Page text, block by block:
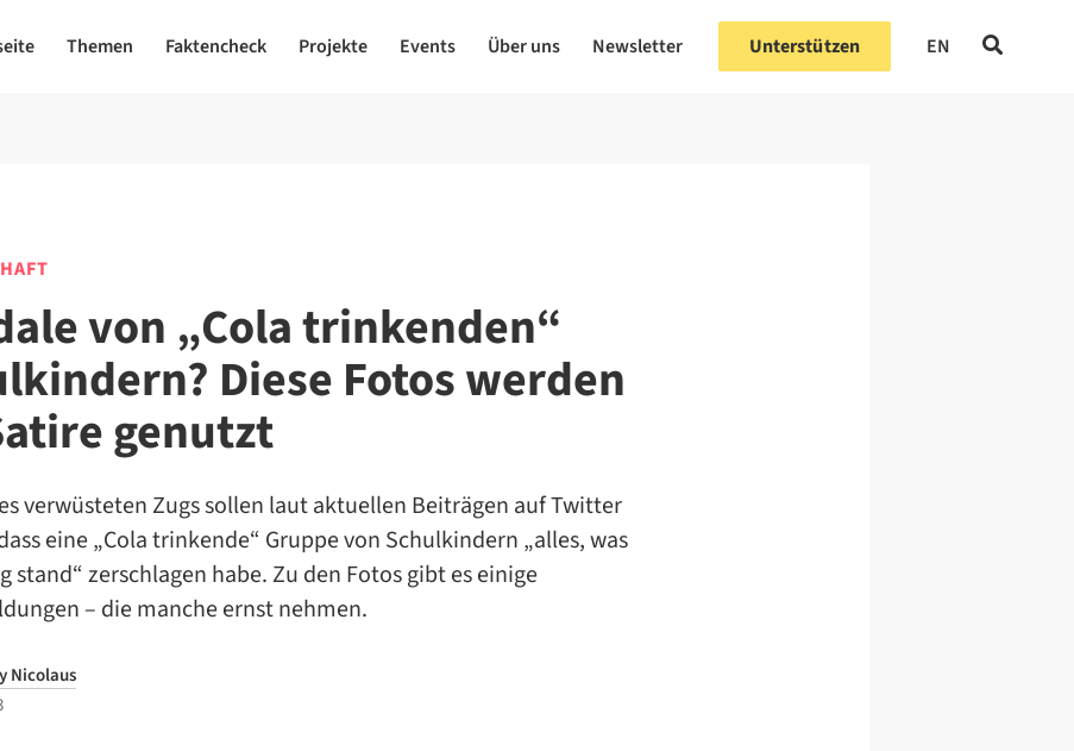
Themen Faktencheck Projekte Events Über uns Newsletter Unterstützen EN
von „Cola trinkenden“
Diese Fotos werden
genutzt
verwüsteten Zugs sollen laut aktuellen Beiträgen auf Twitter
eine „Cola trinkende“ Gruppe von Schulkindern „alles, was
stand“ zerschlagen habe. Zu den Fotos gibt es einige
– die manche ernst nehmen.
Nicolaus